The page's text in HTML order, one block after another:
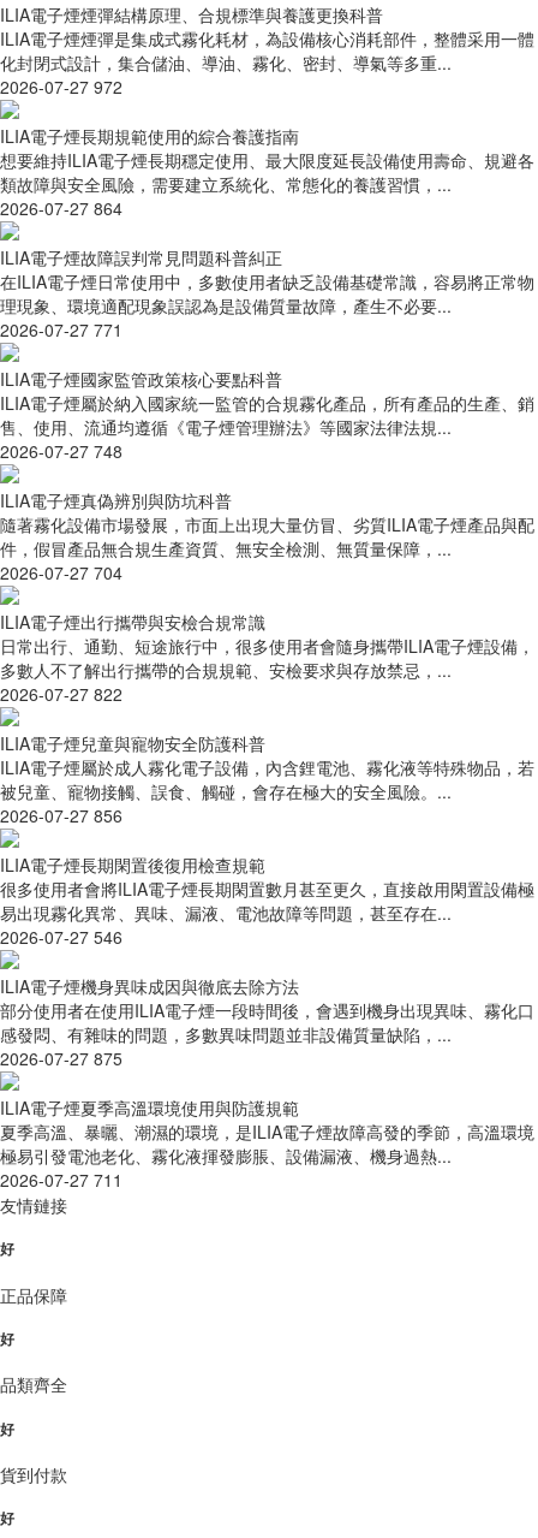
ILIA電子煙煙彈結構原理、合規標準與養護更換科普
ILIA電子煙煙彈是集成式霧化耗材，為設備核心消耗部件，整體采用一體
化封閉式設計，集合儲油、導油、霧化、密封、導氣等多重...
2026-07-27 972
ILIA電子煙長期規範使用的綜合養護指南
想要維持ILIA電子煙長期穩定使用、最大限度延長設備使用壽命、規避各
類故障與安全風險，需要建立系統化、常態化的養護習慣，...
2026-07-27 864
ILIA電子煙故障誤判常見問題科普糾正
在ILIA電子煙日常使用中，多數使用者缺乏設備基礎常識，容易將正常物
理現象、環境適配現象誤認為是設備質量故障，產生不必要...
2026-07-27 771
ILIA電子煙國家監管政策核心要點科普
ILIA電子煙屬於納入國家統一監管的合規霧化產品，所有產品的生產、銷
售、使用、流通均遵循《電子煙管理辦法》等國家法律法規...
2026-07-27 748
ILIA電子煙真偽辨別與防坑科普
隨著霧化設備市場發展，市面上出現大量仿冒、劣質ILIA電子煙產品與配
件，假冒產品無合規生產資質、無安全檢測、無質量保障，...
2026-07-27 704
ILIA電子煙出行攜帶與安檢合規常識
日常出行、通勤、短途旅行中，很多使用者會隨身攜帶ILIA電子煙設備，
多數人不了解出行攜帶的合規規範、安檢要求與存放禁忌，...
2026-07-27 822
ILIA電子煙兒童與寵物安全防護科普
ILIA電子煙屬於成人霧化電子設備，內含鋰電池、霧化液等特殊物品，若
被兒童、寵物接觸、誤食、觸碰，會存在極大的安全風險。...
2026-07-27 856
ILIA電子煙長期閑置後復用檢查規範
很多使用者會將ILIA電子煙長期閑置數月甚至更久，直接啟用閑置設備極
易出現霧化異常、異味、漏液、電池故障等問題，甚至存在...
2026-07-27 546
ILIA電子煙機身異味成因與徹底去除方法
部分使用者在使用ILIA電子煙一段時間後，會遇到機身出現異味、霧化口
感發悶、有雜味的問題，多數異味問題並非設備質量缺陷，...
2026-07-27 875
ILIA電子煙夏季高溫環境使用與防護規範
夏季高溫、暴曬、潮濕的環境，是ILIA電子煙故障高發的季節，高溫環境
極易引發電池老化、霧化液揮發膨脹、設備漏液、機身過熱...
2026-07-27 711
友情鏈接
好
正品保障
好
品類齊全
好
貨到付款
好